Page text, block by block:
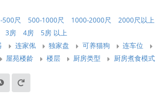
500尺 500-1000尺 1000-2000尺
2000尺以上
3房
4房
5房 以上
连家俬 独家盘 可养猫狗 连车位
屋苑楼龄
楼层 厨房类型 厨房煮食模式